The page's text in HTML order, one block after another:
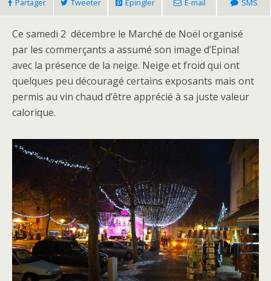
Partager Tweeter Épingler E-mail SMS
Ce samedi 2 décembre le Marché de Noël organisé
par les commerçants a assumé son image d’Epinal
avec la présence de la neige. Neige et froid qui ont
quelques peu découragé certains exposants mais ont
permis au vin chaud d’être apprécié à sa juste valeur
calorique.